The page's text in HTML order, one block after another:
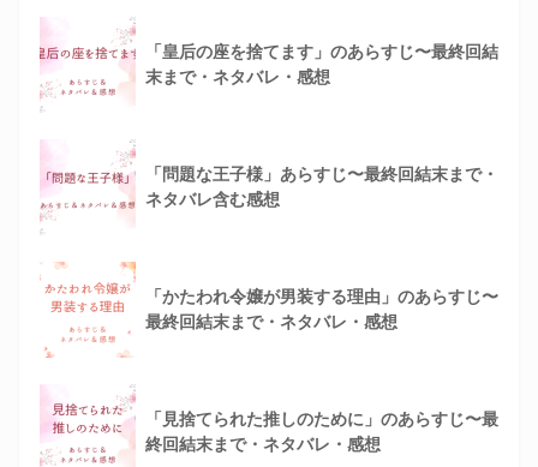
「皇后の座を捨てます」のあらすじ〜最終回結
末まで・ネタバレ・感想
「問題な王子様」あらすじ〜最終回結末まで・
ネタバレ含む感想
「かたわれ令嬢が男装する理由」のあらすじ〜
最終回結末まで・ネタバレ・感想
「見捨てられた推しのために」のあらすじ〜最
終回結末まで・ネタバレ・感想